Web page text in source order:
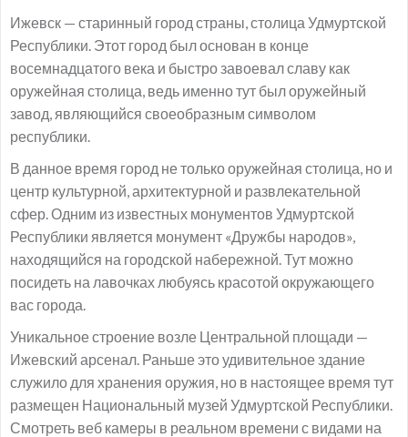
Ижевск — старинный город страны, столица Удмуртской
Республики. Этот город был основан в конце
восемнадцатого века и быстро завоевал славу как
оружейная столица, ведь именно тут был оружейный
завод, являющийся своеобразным символом
республики.
В данное время город не только оружейная столица, но и
центр культурной, архитектурной и развлекательной
сфер. Одним из известных монументов Удмуртской
Республики является монумент «Дружбы народов»,
находящийся на городской набережной. Тут можно
посидеть на лавочках любуясь красотой окружающего
вас города.
Уникальное строение возле Центральной площади —
Ижевский арсенал. Раньше это удивительное здание
служило для хранения оружия, но в настоящее время тут
размещен Национальный музей Удмуртской Республики.
Смотреть веб камеры в реальном времени с видами на